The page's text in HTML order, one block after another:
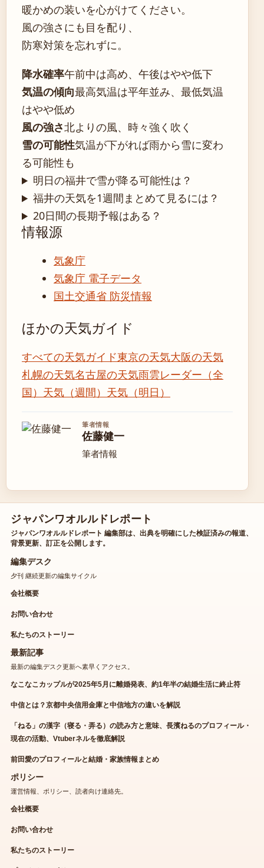
暖かめの装いを心がけてください。
風の強さにも目を配り、
防寒対策を忘れずに。
降水確率午前中は高め、午後はやや低下
気温の傾向最高気温は平年並み、最低気温
はやや低め
風の強さ北よりの風、時々強く吹く
雪の可能性気温が下がれば雨から雪に変わ
る可能性も
明日の福井で雪が降る可能性は？
福井の天気を1週間まとめて見るには？
20日間の長期予報はある？
情報源
気象庁
気象庁 電子データ
国土交通省 防災情報
ほかの天気ガイド
すべての天気ガイド東京の天気大阪の天気
札幌の天気名古屋の天気雨雲レーダー（全
国） 天気（週間） 天気（明日）
筆者情報
佐藤健一
筆者情報
ジャパンワオルルドレポート
ジャパンワオルルドレポート 編集部は、出典を明確にした検証済みの報道、
背景更新、訂正を公開します。
編集デスク
夕刊 継続更新の編集サイクル
会社概要
お問い合わせ
私たちのストーリー
最新記事
最新の編集デスク更新へ素早くアクセス。
なこなこカップルが2025年5月に離婚発表、約1年半の結婚生活に終止符
中信とは？京都中央信用金庫と中信地方の違いを解説
「ねる」の漢字（寝る・弄る）の読み方と意味、長濱ねるのプロフィール・
現在の活動、Vtuberネルを徹底解説
前田愛のプロフィールと結婚・家族情報まとめ
ポリシー
運営情報、ポリシー、読者向け連絡先。
会社概要
お問い合わせ
私たちのストーリー